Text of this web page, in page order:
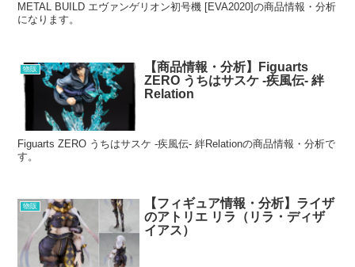
METAL BUILD エヴァンゲリオン初号機 [EVA2020]の商品情報・分析
になります。
物販
【商品情報・分析】Figuarts
ZERO うちはサスケ -疾風伝- 絆
Relation
Figuarts ZERO うちはサスケ -疾風伝- 絆Relationの商品情報・分析で
す。
物販
【フィギュア情報・分析】ライザ
のアトリエ リラ（リラ・ディザ
イアス）